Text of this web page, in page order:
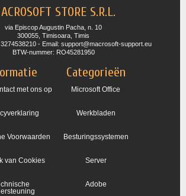
STORE S.R.L.
via Episcop Augustin Pacha, n. 10
300055, Timisoara, Timis
- Email: support@macrosoft-support.eu
BTW-nummer: RO45281950
met ons op
Voorwaarden
van Cookies
Categorieën
Microsoft Office
Werkbladen
Besturingssystemen
Server
Adobe